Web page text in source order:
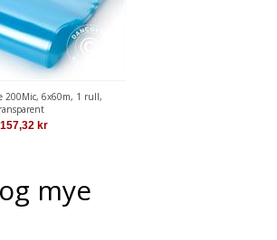
200Mic, 6x60m, 1 rull,
kr
mye